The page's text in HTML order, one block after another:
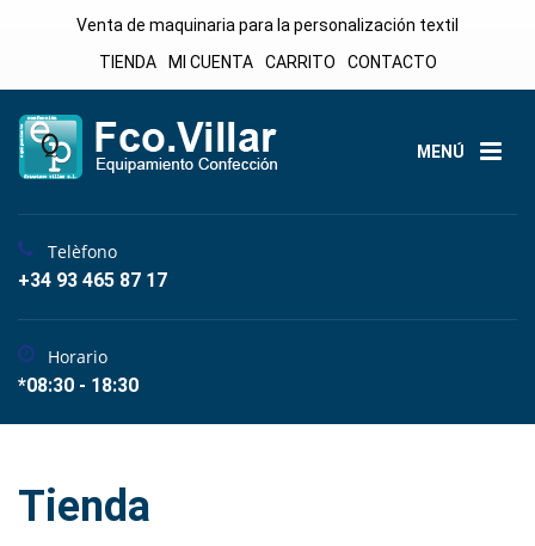
Venta de maquinaria para la personalización textil
TIENDA
MI CUENTA CARRITO CONTACTO
MENÚ
Telèfono
+34 93 465 87 17
Horario
*08:30 - 18:30
Tienda